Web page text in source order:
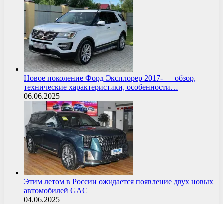
Новое поколение Форд Эксплорер 2017- — обзор,
технические характеристики, особенности…
06.06.2025
Этим летом в России ожидается появление двух новых
автомобилей GAC
04.06.2025